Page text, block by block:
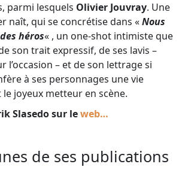
parmi lesquels Olivier Jouvray. Une
naît, qui se concrétise dans «Nous
héros« , un one-shot intimiste que
son trait expressif, de ses lavis –
l’occasion – et de son lettrage si
à ses personnages une vie
joyeux metteur en scène.
Slasedo sur leweb…
de ses publications